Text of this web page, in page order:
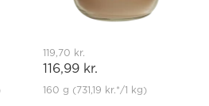
119,70 kr.
116,99 kr.
160 g (731,19 kr.*/1 kg)